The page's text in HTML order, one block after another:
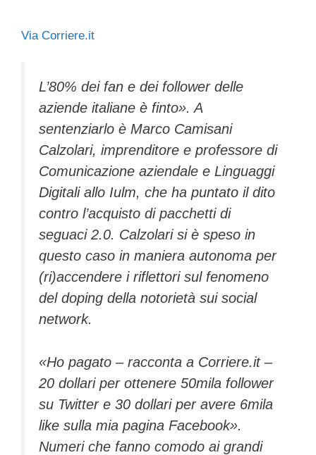
Via Corriere.it
L’80% dei fan e dei follower delle
aziende italiane è finto». A
sentenziarlo è Marco Camisani
Calzolari, imprenditore e professore di
Comunicazione aziendale e Linguaggi
Digitali allo Iulm, che ha puntato il dito
contro l’acquisto di pacchetti di
seguaci 2.0. Calzolari si è speso in
questo caso in maniera autonoma per
(ri)accendere i riflettori sul fenomeno
del doping della notorietà sui social
network.
«Ho pagato – racconta a Corriere.it –
20 dollari per ottenere 50mila follower
su Twitter e 30 dollari per avere 6mila
like sulla mia pagina Facebook».
Numeri che fanno comodo ai grandi